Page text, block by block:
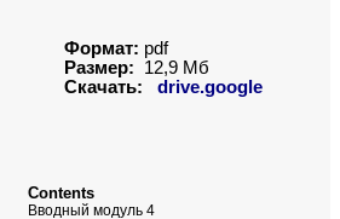
Формат: pdf
Размер:
12,9 Мб
Скачать:
drive.google
Contents
Вводный модуль 4